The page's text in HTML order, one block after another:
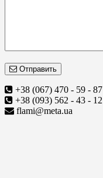
Отправить
+38 (067) 470 - 59 - 87
+38 (093) 562 - 43 - 12
flami@meta.ua